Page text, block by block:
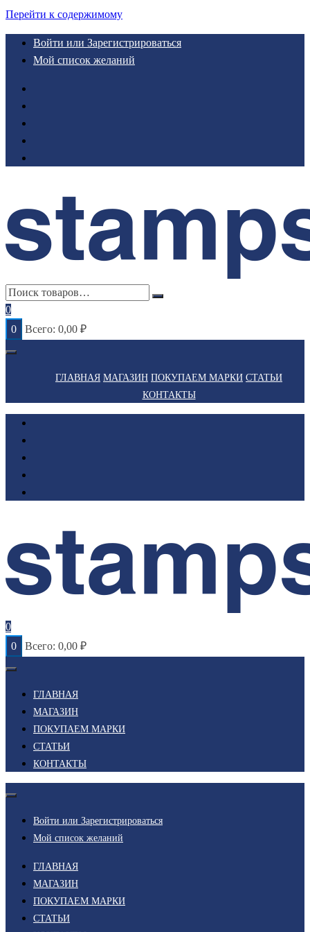
Перейти к содержимому
Войти или Зарегистрироваться
Мой список желаний
0
0
Всего: 0,00 ₽
ГЛАВНАЯ МАГАЗИН ПОКУПАЕМ МАРКИ СТАТЬИ
КОНТАКТЫ
0
0
Всего: 0,00 ₽
ГЛАВНАЯ
МАГАЗИН
ПОКУПАЕМ МАРКИ
СТАТЬИ
КОНТАКТЫ
Войти или Зарегистрироваться
Мой список желаний
ГЛАВНАЯ
МАГАЗИН
ПОКУПАЕМ МАРКИ
СТАТЬИ